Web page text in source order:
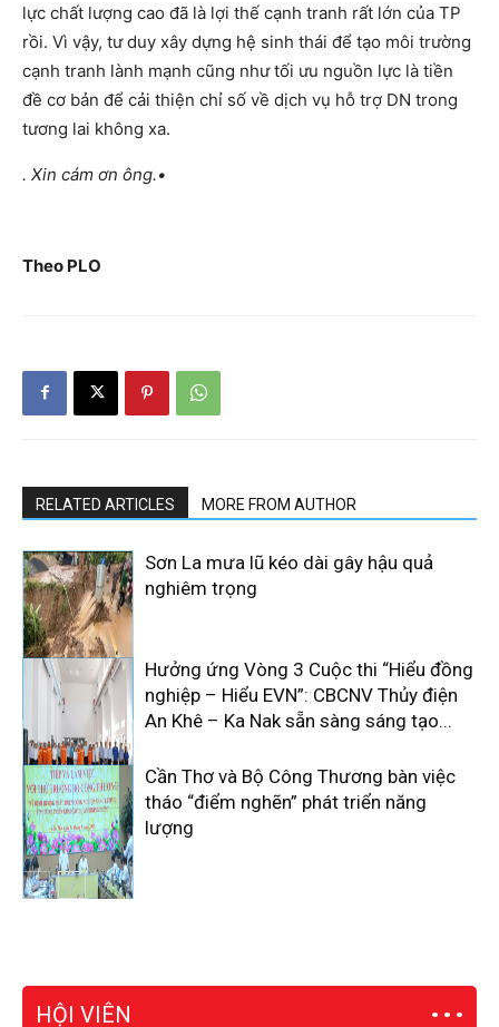
lực chất lượng cao đã là lợi thế cạnh tranh rất lớn của TP
rồi. Vì vậy, tư duy xây dựng hệ sinh thái để tạo môi trường
cạnh tranh lành mạnh cũng như tối ưu nguồn lực là tiền
đề cơ bản để cải thiện chỉ số về dịch vụ hỗ trợ DN trong
tương lai không xa.
. Xin cám ơn ông.•
Theo PLO
RELATED ARTICLES MORE FROM AUTHOR
Sơn La mưa lũ kéo dài gây hậu quả
nghiêm trọng
Hưởng ứng Vòng 3 Cuộc thi “Hiểu đồng
nghiệp – Hiểu EVN”: CBCNV Thủy điện
An Khê – Ka Nak sẵn sàng sáng tạo...
Cần Thơ và Bộ Công Thương bàn việc
tháo “điểm nghẽn” phát triển năng
lượng
HỘI VIÊN